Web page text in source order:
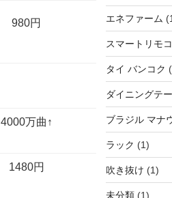
980円 ​
4000万曲↑ ​
1480円 ​
エネファーム
スマートリモ
タイ バンコク
ダイニングテ
ブラジル マナ
ラック (1)
吹き抜け (1)
未分類(1)